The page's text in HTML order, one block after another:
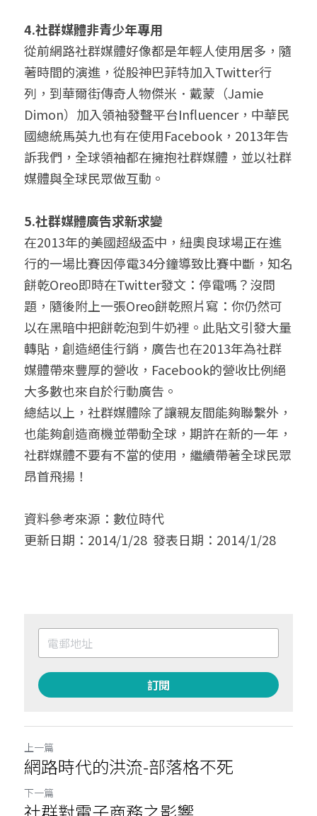
4.社群媒體非青少年專用
從前網路社群媒體好像都是年輕人使用居多，隨
著時間的演進，從股神巴菲特加入Twitter行
列，到華爾街傳奇人物傑米．戴蒙（Jamie
Dimon）加入領袖發聲平台Influencer，中華民
國總統馬英九也有在使用Facebook，2013年告
訴我們，全球領袖都在擁抱社群媒體，並以社群
媒體與全球民眾做互動。
5.社群媒體廣告求新求變
在2013年的美國超級盃中，紐奧良球場正在進
行的一場比賽因停電34分鐘導致比賽中斷，知名
餅乾Oreo即時在Twitter發文：停電嗎？沒問
題，隨後附上一張Oreo餅乾照片寫：你仍然可
以在黑暗中把餅乾泡到牛奶裡。此貼文引發大量
轉貼，創造絕佳行銷，廣告也在2013年為社群
媒體帶來豐厚的營收，Facebook的營收比例絕
大多數也來自於行動廣告。
總結以上，社群媒體除了讓親友間能夠聯繫外，
也能夠創造商機並帶動全球，期許在新的一年，
社群媒體不要有不當的使用，繼續帶著全球民眾
昂首飛揚！
資料參考來源：數位時代
更新日期：2014/1/28  發表日期：2014/1/28
訂閱
上一篇
網路時代的洪流-部落格不死
下一篇